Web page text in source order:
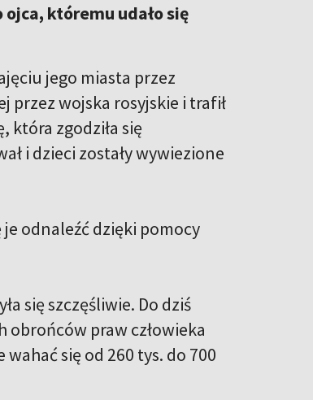
któremu udało się
jego miasta przez
przez wojska rosyjskie i trafił
która zgodziła się
i dzieci zostały wywiezione
je odnaleźć dzięki pomocy
się szczęśliwie. Do dziś
praw człowieka
się od 260 tys. do 700